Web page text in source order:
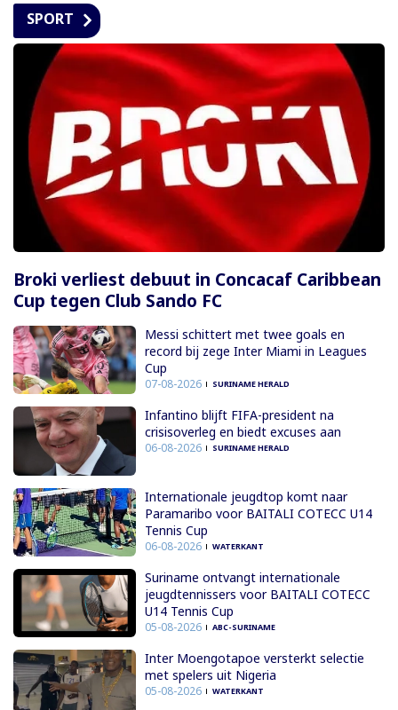
SPORT
Broki verliest debuut in Concacaf Caribbean
Cup tegen Club Sando FC
Messi schittert met twee goals en
record bij zege Inter Miami in Leagues
Cup
07-08-2026 SURINAME HERALD
Infantino blijft FIFA-president na
crisisoverleg en biedt excuses aan
06-08-2026 SURINAME HERALD
Internationale jeugdtop komt naar
Paramaribo voor BAITALI COTECC U14
Tennis Cup
06-08-2026 WATERKANT
Suriname ontvangt internationale
jeugdtennissers voor BAITALI COTECC
U14 Tennis Cup
05-08-2026 ABC-SURINAME
Inter Moengotapoe versterkt selectie
met spelers uit Nigeria
05-08-2026 WATERKANT